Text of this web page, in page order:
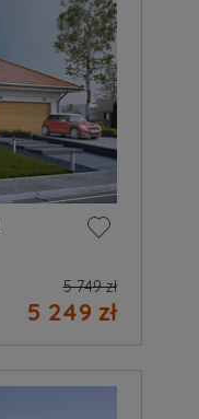
5 749 zł
5 249 zł